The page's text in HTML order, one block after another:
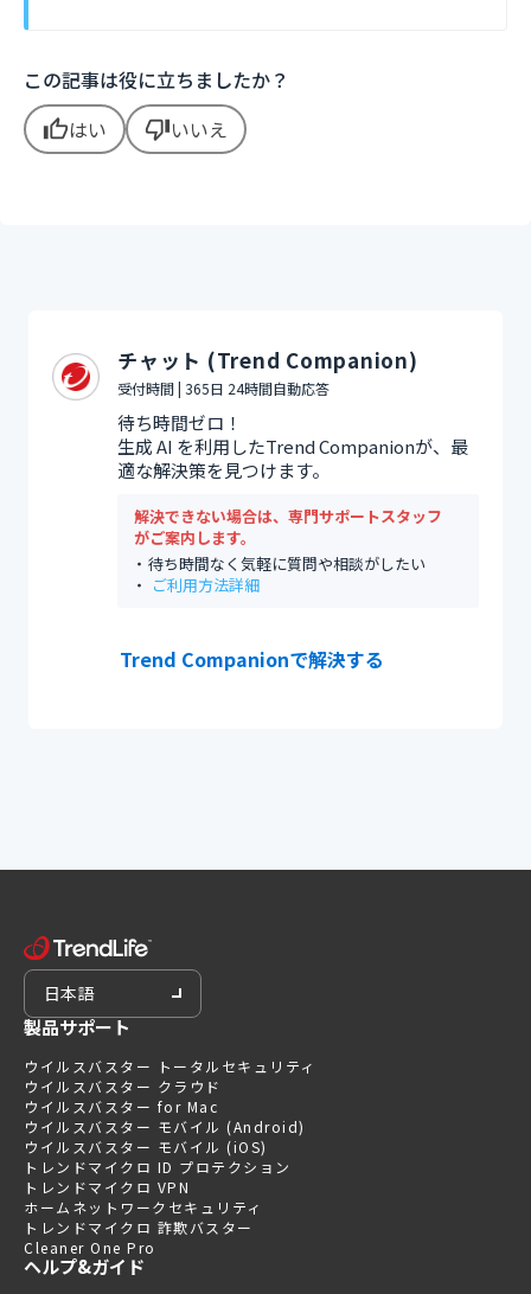
この記事は役に立ちましたか？
thumb_upはい thumb_downいいえ
チャット (Trend Companion)
受付時間 | 365日 24時間自動応答
待ち時間ゼロ！
生成 AI を利用したTrend Companionが、最
適な解決策を見つけます。
解決できない場合は、専門サポートスタッフ
がご案内します。
待ち時間なく気軽に質問や相談がしたい
ご利用方法詳細
Trend Companionで解決する
日本語
製品サポート
ウイルスバスター トータルセキュリティ
ウイルスバスター クラウド
ウイルスバスター for Mac
ウイルスバスター モバイル (Android)
ウイルスバスター モバイル (iOS)
トレンドマイクロ ID プロテクション
トレンドマイクロ VPN
ホームネットワークセキュリティ
トレンドマイクロ 詐欺バスター
Cleaner One Pro
ヘルプ&ガイド